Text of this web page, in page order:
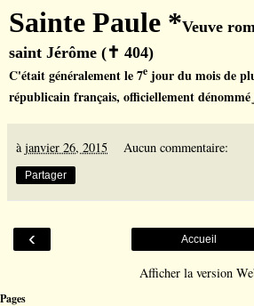
Sainte Paule *Veuve
saint Jérôme (✝ 404)
C'était généralement le 7e jour du mois de
républicainfrançais, officiellement dénommé
àjanvier 26, 2015 Aucun commentaire:
Partager
‹ Accueil
Afficher la version
Pages